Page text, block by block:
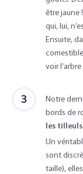
être jaune
qui, lui,
Ensuite,
voir
3
Notre
bords de
les tilleuls
Un
sont
taille),